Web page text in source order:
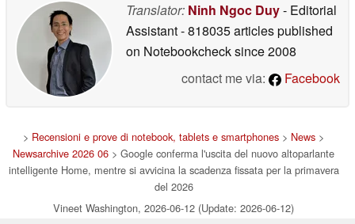
Translator: Ninh Ngoc Duy- Editorial
Assistant- 818035 articles published
on Notebookchecksince 2008
contact me via:
Facebook
> Recensioni e prove di notebook, tablets e smartphones > News >
Newsarchive 2026 06 > Google conferma l'uscita del nuovo altoparlante
intelligente Home, mentre si avvicina la scadenza fissata per la primavera
del 2026
Vineet Washington, 2026-06-12 (Update: 2026-06-12)